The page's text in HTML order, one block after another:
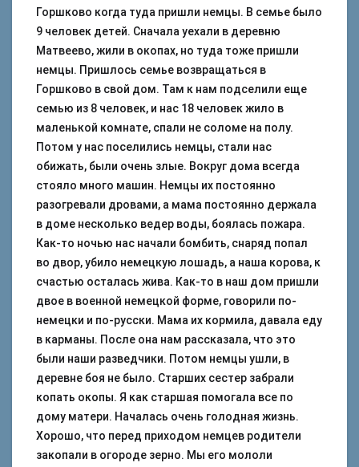
Горшково когда туда пришли немцы. В семье было
9 человек детей. Сначала уехали в деревню
Матвеево, жили в окопах, но туда тоже пришли
немцы. Пришлось семье возвращаться в
Горшково в свой дом. Там к нам подселили еще
семью из 8 человек, и нас 18 человек жило в
маленькой комнате, спали не соломе на полу.
Потом у нас поселились немцы, стали нас
обижать, были очень злые. Вокруг дома всегда
стояло много машин. Немцы их постоянно
разогревали дровами, а мама постоянно держала
в доме несколько ведер воды, боялась пожара.
Как-то ночью нас начали бомбить, снаряд попал
во двор, убило немецкую лошадь, а наша корова, к
счастью осталась жива. Как-то в наш дом пришли
двое в военной немецкой форме, говорили по-
немецки и по-русски. Мама их кормила, давала еду
в карманы. После она нам рассказала, что это
были наши разведчики. Потом немцы ушли, в
деревне боя не было. Старших сестер забрали
копать окопы. Я как старшая помогала все по
дому матери. Началась очень голодная жизнь.
Хорошо, что перед приходом немцев родители
закопали в огороде зерно. Мы его мололи